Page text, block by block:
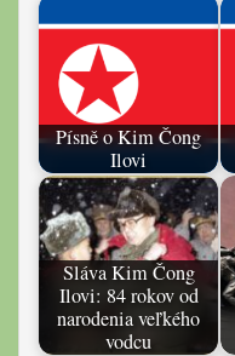
Písně o Kim Čong
Ilovi
Sláva Kim Čong
Ilovi: 84 rokov od
narodenia veľkého
vodcu